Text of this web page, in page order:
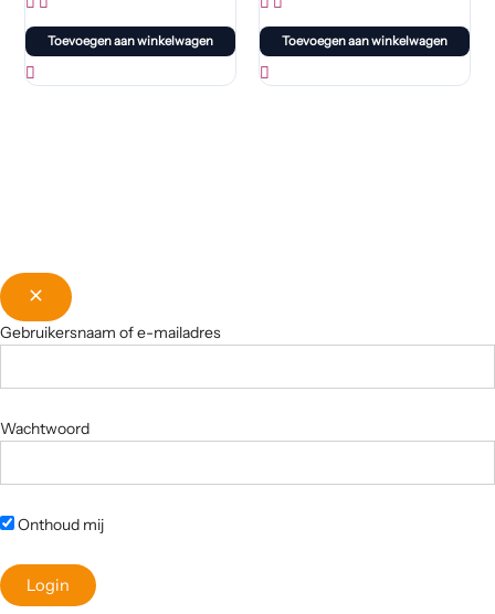
Toevoegen aan winkelwagen Toevoegen aan winkelwagen
Gebruikersnaam of e-mailadres
Wachtwoord
Onthoud mij